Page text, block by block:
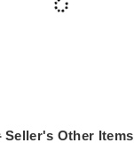
Seller's Other Items